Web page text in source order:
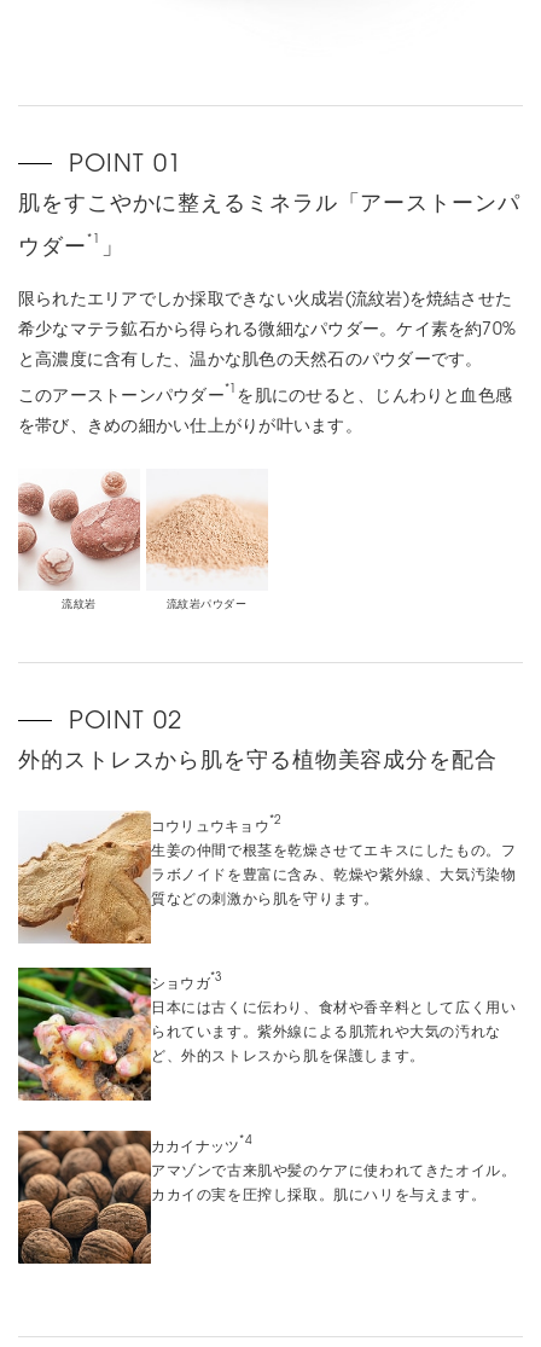
肌をすこやかに整えるミネラル「アーストーンパ
ウダー*1 」
限られたエリアでしか採取できない火成岩(流紋岩)を焼結させた
希少なマテラ鉱石から得られる微細なパウダー。ケイ素を約70%
と高濃度に含有した、温かな肌色の天然石のパウダーです。
このアーストーンパウダー*1 を肌にのせると、じんわりと血色感
を帯び、きめの細かい仕上がりが叶います。
流紋岩 流紋岩パウダー
外的ストレスから肌を守る植物美容成分を配合
コウリュウキョウ*2
生姜の仲間で根茎を乾燥させてエキスにしたもの。フ
ラボノイドを豊富に含み、乾燥や紫外線、大気汚染物
質などの刺激から肌を守ります。
ショウガ*3
日本には古くに伝わり、食材や香辛料として広く用い
られています。紫外線による肌荒れや大気の汚れな
ど、外的ストレスから肌を保護します。
カカイナッツ*4
アマゾンで古来肌や髪のケアに使われてきたオイル。
カカイの実を圧搾し採取。肌にハリを与えます。